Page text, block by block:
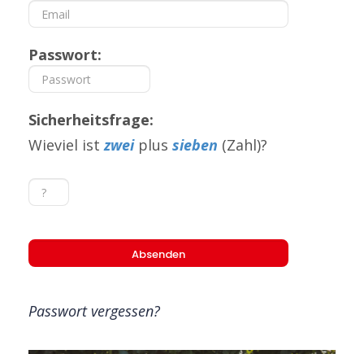
Passwort:
Sicherheitsfrage:
Wieviel istzweiplus sieben (Zahl)?
Passwort vergessen?